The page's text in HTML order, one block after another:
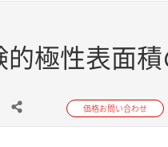
極性表面
価格お問い合わせ